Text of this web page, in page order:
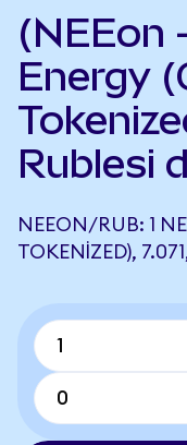
(NEEon
Energy
Rublesi
NEEON/RUB: 1
TOKENIZED),